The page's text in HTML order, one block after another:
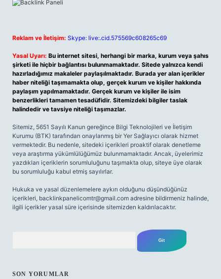
Reklam ve İletişim: Skype: live:.cid.575569c608265c69
Yasal Uyarı: Bu internet sitesi, herhangi bir marka, kurum veya şahıs
şirketi ile hiçbir bağlantısı bulunmamaktadır. Sitede yalnızca kendi
hazırladığımız makaleler paylaşılmaktadır. Burada yer alan içerikler
haber niteliği taşımamakta olup, gerçek kurum ve kişiler hakkında
paylaşım yapılmamaktadır. Gerçek kurum ve kişiler ile isim
benzerlikleri tamamen tesadüfidir. Sitemizdeki bilgiler taslak
halindedir ve tavsiye niteliği taşımazlar.
Sitemiz, 5651 Sayılı Kanun gereğince Bilgi Teknolojileri ve İletişim
Kurumu (BTK) tarafından onaylanmış bir Yer Sağlayıcı olarak hizmet
vermektedir. Bu nedenle, sitedeki içerikleri proaktif olarak denetleme
veya araştırma yükümlülüğümüz bulunmamaktadır. Ancak, üyelerimiz
yazdıkları içeriklerin sorumluluğunu taşımakta olup, siteye üye olarak
bu sorumluluğu kabul etmiş sayılırlar.
Hukuka ve yasal düzenlemelere aykırı olduğunu düşündüğünüz
içerikleri, backlinkpanelicomtr@gmail.com adresine bildirmeniz halinde,
ilgili içerikler yasal süre içerisinde sitemizden kaldırılacaktır.
SON YORUMLAR